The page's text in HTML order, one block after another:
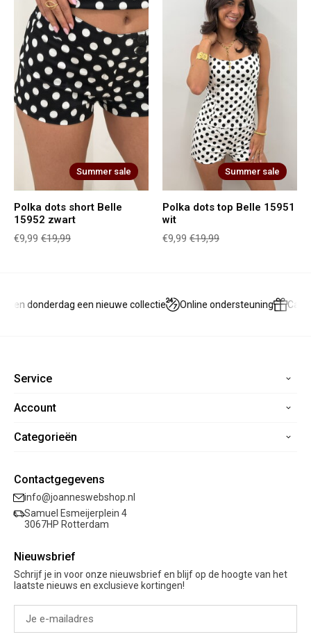
Summer sale
Polka dots short Belle
15952 zwart
€9,99 €19,99
Summer sale
Polka dots top Belle 15951
wit
€9,99 €19,99
en donderdag een nieuwe collectie Online ondersteuning
Service
Home
Veelgestelde vragen
Retourneren
Garantie
Account
Registreren
Mijn verlanglijst
Categorieën
Sale
Kleding
Schoenen
Cadeaubon
Contactgegevens
info@joanneswebshop.nl
Samuel Esmeijerplein 4
3067HP Rotterdam
Nieuwsbrief
Schrijf je in voor onze nieuwsbrief en blijf op de hoogte van het
laatste nieuws en exclusieve kortingen!